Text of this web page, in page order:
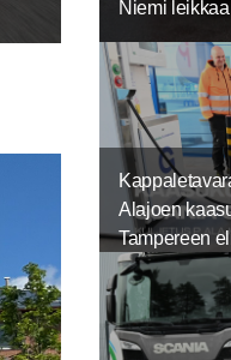
Niemi
Alajoen
Tampereen